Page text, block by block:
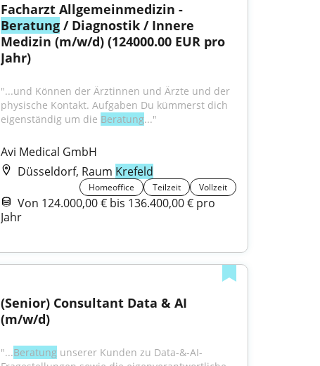
Facharzt Allgemeinmedizin -
Beratung / Diagnostik / Innere
Medizin (m/w/d) (124000.00 EUR pro
Jahr)
"...und Können der Ärztinnen und Ärzte und der
physische Kontakt. Aufgaben Du kümmerst dich
eigenständig um die Beratung..."
Avi Medical GmbH
Düsseldorf, Raum Krefeld
Homeoffice Teilzeit Vollzeit
Von 124.000,00 € bis 136.400,00 € pro
Jahr
(Senior) Consultant Data & AI
(m/w/d)
"...Beratung unserer Kunden zu Data-&-AI-